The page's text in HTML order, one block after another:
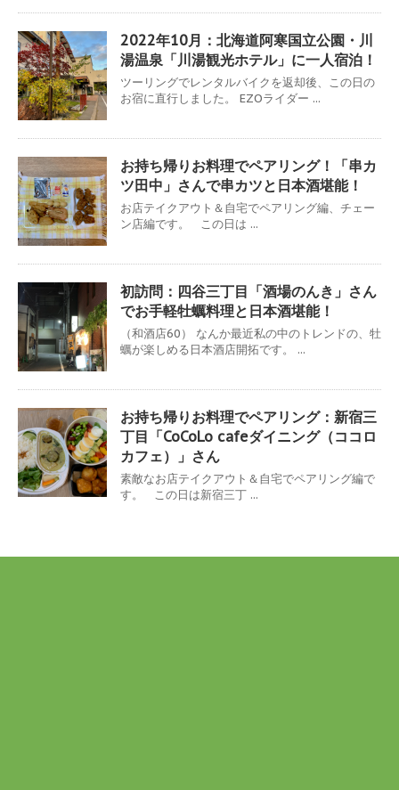
2022年10月：北海道阿寒国立公園・川
湯温泉「川湯観光ホテル」に一人宿泊！
ツーリングでレンタルバイクを返却後、この日の
お宿に直行しました。 EZOライダー ...
お持ち帰りお料理でペアリング！「串カ
ツ田中」さんで串カツと日本酒堪能！
お店テイクアウト＆自宅でペアリング編、チェー
ン店編です。 この日は ...
初訪問：四谷三丁目「酒場のんき」さん
でお手軽牡蠣料理と日本酒堪能！
（和酒店60） なんか最近私の中のトレンドの、牡
蠣が楽しめる日本酒店開拓です。 ...
お持ち帰りお料理でペアリング：新宿三
丁目「CoCoLo cafeダイニング（ココロ
カフェ）」さん
素敵なお店テイクアウト＆自宅でペアリング編で
す。 この日は新宿三丁 ...